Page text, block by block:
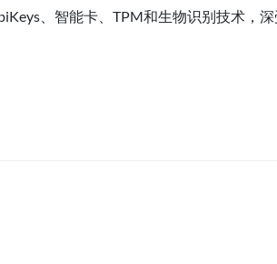
、智能卡、TPM和生物识别技术